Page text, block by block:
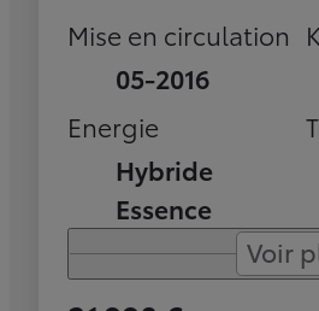
Mise en circulation
05-2016
Energie
Hybride
Essence
Voir